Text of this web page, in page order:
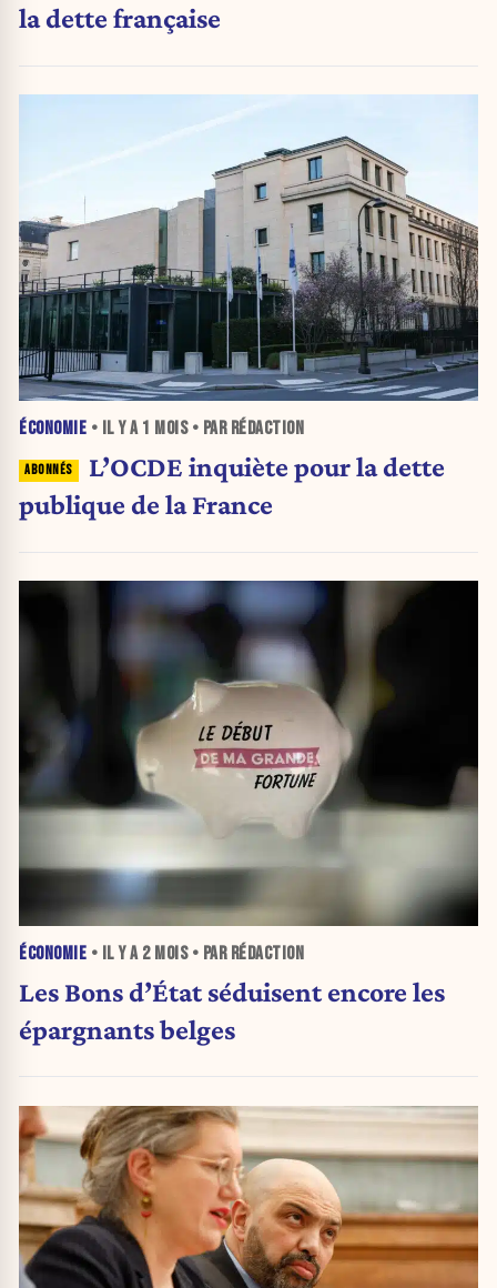
la dette française
ÉCONOMIE • IL Y A 1 MOIS• PAR RÉDACTION
L’OCDE inquiète pour la dette
publique de la France
ÉCONOMIE • IL Y A 2 MOIS• PAR RÉDACTION
Les Bons d’État séduisent encore les
épargnants belges